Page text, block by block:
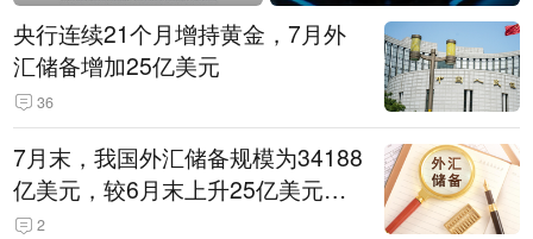
央行连续21个月增持黄金，7月外
汇储备增加25亿美元
36
7月末，我国外汇储备规模为34188
亿美元，较6月末上升25亿美元，
升幅为0.07%
2